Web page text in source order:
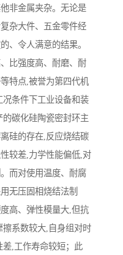
非金属夹杂。无论是
杂大件、五金零件经
、令人满意的结果。
比强度高、耐磨、耐
特点,被誉为第四代机
条件下工业设备和装
碳化硅陶瓷密封环主
硅的存在,反应烧结碳
较差,力学性能偏低,对
而对使用温度、耐腐
无压固相烧结法制
高、弹性模量大,但抗
系数较大,自身组对时
,工作寿命较短；此